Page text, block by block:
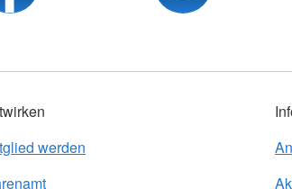
werden